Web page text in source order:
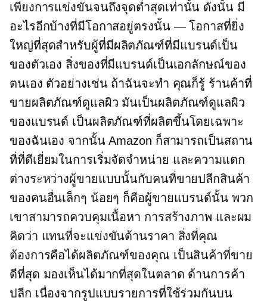
เพียงการแข่งขันจนถึงจุดต่ำสุดเท่านั้น ดังนั้น มี
อะไรอีกบ้างที่มีโอกาสอยู่ตรงนั้น — โอกาสที่ยิ่ง
ใหญ่ที่สุดสำหรับผู้ที่มีผลิตภัณฑ์ที่มีแบรนด์เป็น
ของตัวเอง สิ่งของที่มีแบรนด์เป็นเอกลักษณ์ของ
ตนเอง ตัวอย่างเช่น ถ้าฉันจะทำ คุณก็รู้ ร้านค้าที่
ขายผลิตภัณฑ์ดูแลผิว มันเป็นผลิตภัณฑ์ดูแลผิว
ของแบรนด์ เป็นผลิตภัณฑ์ที่ผลิตขึ้นโดยเฉพาะ
ของฉันเอง จากนั้น Amazon ก็สามารถเป็นสถาน
ที่ที่ดีเยี่ยมในการเริ่มจัดจำหน่าย และความแตก
ต่างระหว่างผู้ขายแบบนั้นกับคนที่ขายปลีกสินค้า
ของคนอื่นเล็กๆ น้อยๆ ก็คือผู้ขายแบรนด์นั้น พวก
เขาสามารถควบคุมเนื้อหา การสร้างภาพ และผม
คิดว่า แทนที่จะแข่งขันด้านราคา สิ่งที่คุณ
ต้องการคือได้ผลิตภัณฑ์ของคุณ เป็นสินค้าที่ขาย
ดีที่สุด มองเห็นได้มากที่สุดในตลาด ด้านการค้า
ปลีก เนื่องจากรูปแบบรายการที่ใช้ร่วมกันบน